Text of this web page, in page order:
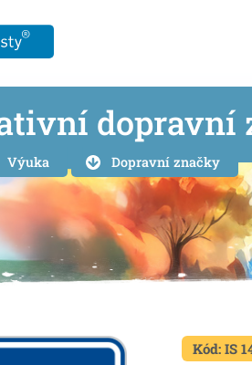
dopravní
Výuka Dopravní značky
Kód: IS